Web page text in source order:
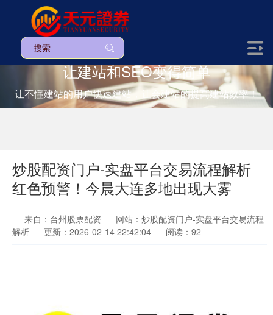
让建站和SEO变得简单
让不懂建站的用户快速建站，让会建站的提高建站效率！
炒股配资门户-实盘平台交易流程解析
红色预警！今晨大连多地出现大雾
来自：台州股票配资
网站：炒股配资门户-实盘平台交易流程
解析
更新：2026-02-14 22:42:04 阅读：92